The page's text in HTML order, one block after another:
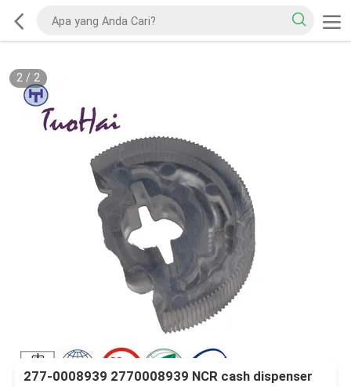
2/ 2
277-0008939 2770008939 NCR cash dispenser